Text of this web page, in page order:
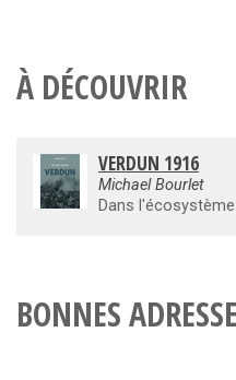
À DÉCOUVRIR
VERDUN 1916
Michael Bourlet
BONNES